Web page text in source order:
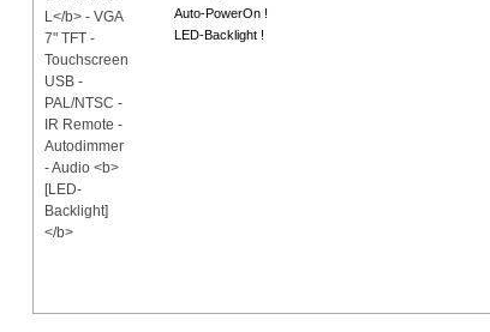
Auto-PowerOn !
LED-Backlight !